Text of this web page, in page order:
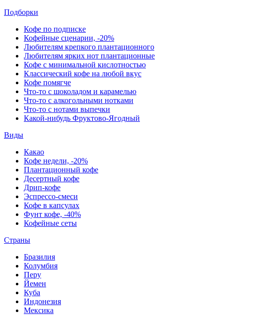
Подборки
Кофе по подписке
Кофейные сценарии, -20%
Любителям крепкого плантационного
Любителям ярких нот плантационные
Кофе с минимальной кислотностью
Классический кофе на любой вкус
Кофе помягче
Что-то с шоколадом и карамелью
Что-то с алкогольными нотками
Что-то с нотами выпечки
Какой-нибудь Фруктово-Ягодный
Виды
Какао
Кофе недели, -20%
Плантационный кофе
Десертный кофе
Дрип-кофе
Эспрессо-смеси
Кофе в капсулах
Фунт кофе, -40%
Кофейные сеты
Страны
Бразилия
Колумбия
Перу
Йемен
Куба
Индонезия
Мексика